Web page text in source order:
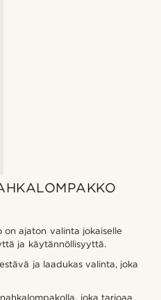
on ajaton valinta jokaiselle
ja käytännöllisyyttä.
ja laadukas valinta, joka
joka tarjoaa